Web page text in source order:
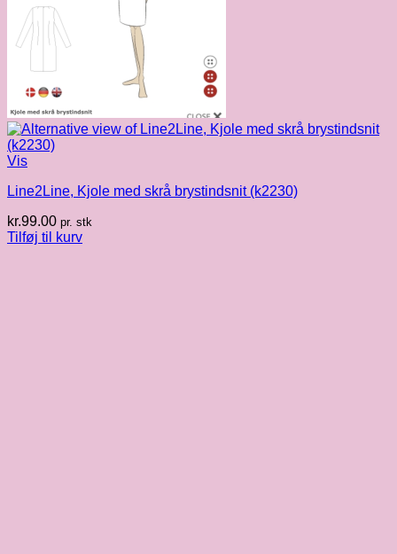
Vis
Line2Line, Kjole med skrå brystindsnit (k2230)
kr.99.00 pr. stk
Tilføj til kurv